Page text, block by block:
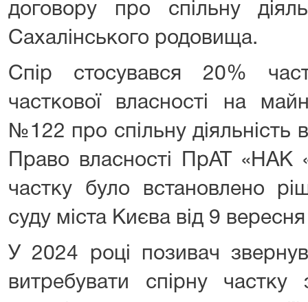
договору про спільну
Сахалінського родовища.
Спір стосувався 20%
часткової власності на
№122 про спільну діяльність
Право власності ПрАТ «НАК
частку було встановлено
суду міста Києва від 9
У 2024 році позивач
витребувати спірну